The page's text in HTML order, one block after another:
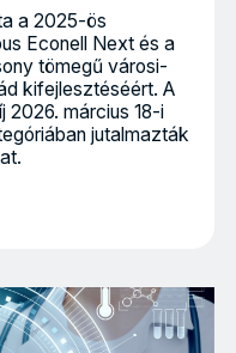
a 2025-ös
Econell Next és a
tömegű városi-
kifejlesztéséért. A
2026. március 18-i
jutalmazták